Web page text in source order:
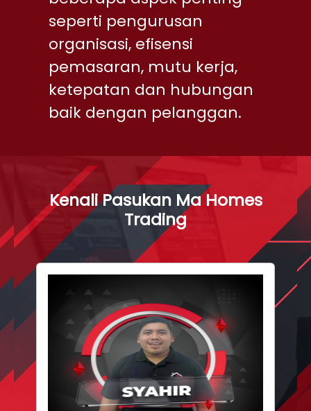
seperti pengurusan
organisasi, efisensi
pemasaran, mutu kerja,
ketepatan dan hubungan
baik dengan pelanggan.
Kenali Pasukan Ma Homes
Trading